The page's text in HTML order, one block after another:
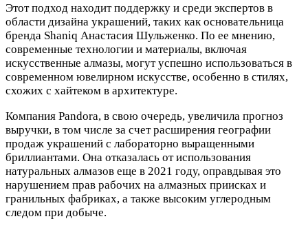
Этот подход находит поддержку и среди экспертов в
области дизайна украшений, таких как основательница
бренда Shaniq Анастасия Шульженко. По ее мнению,
современные технологии и материалы, включая
искусственные алмазы, могут успешно использоваться в
современном ювелирном искусстве, особенно в стилях,
схожих с хайтеком в архитектуре.
Компания Pandora, в свою очередь, увеличила прогноз
выручки, в том числе за счет расширения географии
продаж украшений с лабораторно выращенными
бриллиантами. Она отказалась от использования
натуральных алмазов еще в 2021 году, оправдывая это
нарушением прав рабочих на алмазных приисках и
гранильных фабриках, а также высоким углеродным
следом при добыче.